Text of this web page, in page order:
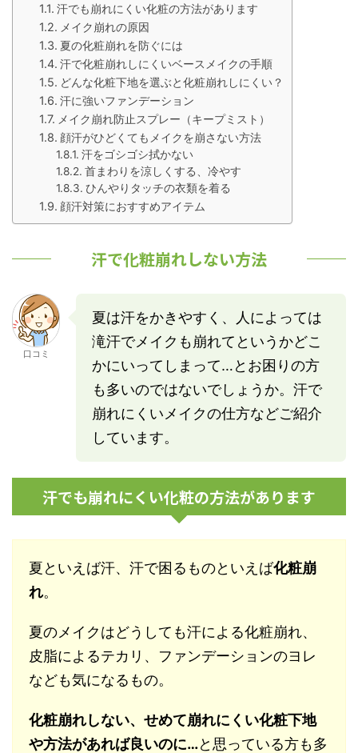
汗でも崩れにくい化粧の方法があります
メイク崩れの原因
夏の化粧崩れを防ぐには
汗で化粧崩れしにくいベースメイクの手順
どんな化粧下地を選ぶと化粧崩れしにくい？
汗に強いファンデーション
メイク崩れ防止スプレー（キープミスト）
顔汗がひどくてもメイクを崩さない方法
汗をゴシゴシ拭かない
首まわりを涼しくする、冷やす
ひんやりタッチの衣類を着る
顔汗対策におすすめアイテム
汗で化粧崩れしない方法
口コミ
夏は汗をかきやすく、人によっては
滝汗でメイクも崩れてというかどこ
かにいってしまって…とお困りの方
も多いのではないでしょうか。汗で
崩れにくいメイクの仕方などご紹介
しています。
汗でも崩れにくい化粧の方法があります
夏といえば汗、汗で困るものといえば化粧崩
れ。
夏のメイクはどうしても汗による化粧崩れ、
皮脂によるテカリ、ファンデーションのヨレ
なども気になるもの。
化粧崩れしない、せめて崩れにくい化粧下地
や方法があれば良いのに…と思っている方も多